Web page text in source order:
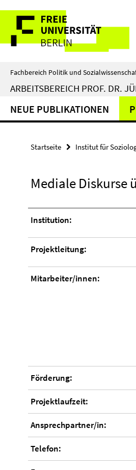
direkt
Inhalt
Service-
Navigation
Fachbereich Politik und
ARBEITSBEREICH PROF. DR.
NEUE PUBLIKATIONEN
Startseite Institut für
Mediale Diskurse
Institution:
Projektleitung:
Mitarbeiter/innen:
Förderung:
Projektlaufzeit:
Ansprechpartner/in:
Telefon: